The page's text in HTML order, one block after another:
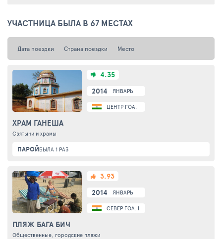
УЧАСТНИЦА БЫЛА В 67 МЕСТАХ
Дата поездки Страна поездки Место
2014 ЯНВАРЬ
ЦЕНТР ГОА. ПАНАДЖИ
ХРАМ ГАНЕША
Святыни и храмы
4.35
ПАРОЙБЫЛА 1 РАЗ
2014 ЯНВАРЬ
СЕВЕР ГОА. БАГА
ПЛЯЖ БАГА БИЧ
Общественные, городские пляжи
3.93